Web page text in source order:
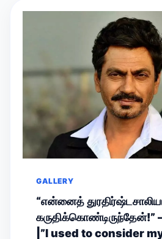
GALLERY
“என்னைத்
கருதிக்கொண்டிருந்தேன்!”
|”I used to consider